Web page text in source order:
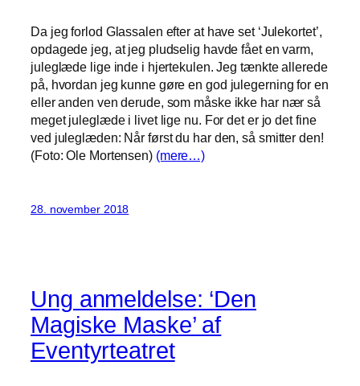
Da jeg forlod Glassalen efter at have set ‘Julekortet’,
opdagede jeg, at jeg pludselig havde fået en varm,
juleglæde lige inde i hjertekulen. Jeg tænkte allerede
på, hvordan jeg kunne gøre en god julegerning for en
eller anden ven derude, som måske ikke har nær så
meget juleglæde i livet lige nu. For det er jo det fine
ved juleglæden: Når først du har den, så smitter den!
(Foto: Ole Mortensen) (mere…)
28. november 2018
Ung anmeldelse: ‘Den
Magiske Maske’ af
Eventyrteatret